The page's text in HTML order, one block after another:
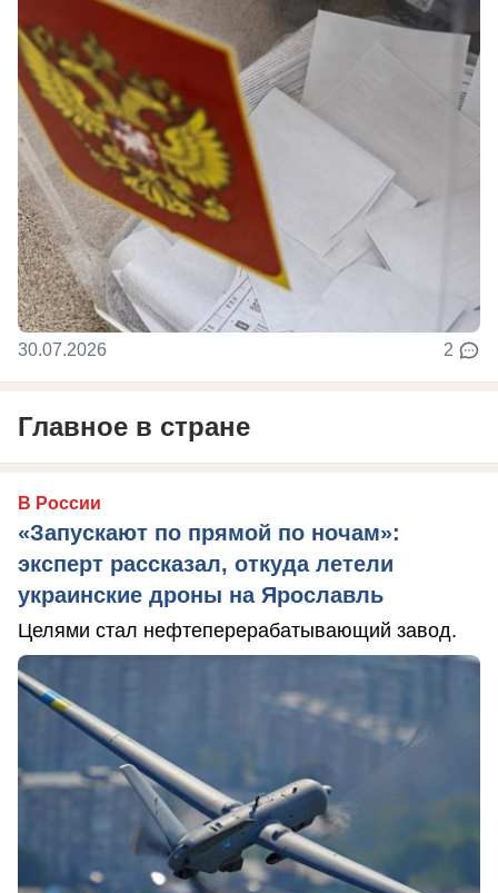
30.07.2026 2
Главное в стране
В России
«Запускают по прямой по ночам»:
эксперт рассказал, откуда летели
украинские дроны на Ярославль
Целями стал нефтеперерабатывающий завод.